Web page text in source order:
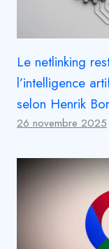
Le netlinking
l’intelligence
selon Henrik
26 novembre 2025